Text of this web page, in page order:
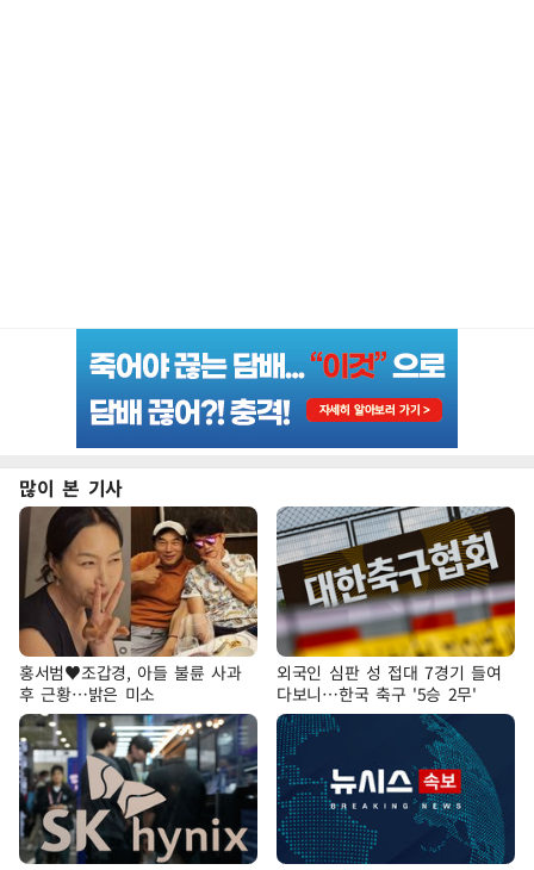
많이 본 기사
홍서범♥조갑경, 아들 불륜 사과
후 근황…밝은 미소
외국인 심판 성 접대 7경기 들여
다보니…한국 축구 '5승 2무'